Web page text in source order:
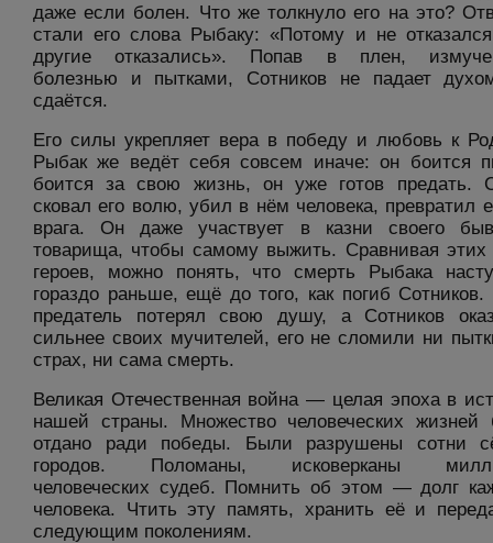
даже если болен. Что же толкнуло его на это?
стали его слова Рыбаку: «Потому и не
другие отказались». Попав в плен,
болезнью и пытками, Сотников не падает
сдаётся.
Его силы укрепляет вера в победу и любовь к
Рыбак же ведёт себя совсем иначе: он боится
боится за свою жизнь, он уже готов предать.
сковал его волю, убил в нём человека, превратил
врага. Он даже участвует в казни своего
товарища, чтобы самому выжить. Сравнивая этих
героев, можно понять, что смерть Рыбака
гораздо раньше, ещё до того, как погиб Сотников.
предатель потерял свою душу, а Сотников
сильнее своих мучителей, его не сломили ни
страх, ни сама смерть.
Великая Отечественная война — целая эпоха в
нашей страны. Множество человеческих жизней
отдано ради победы. Были разрушены сотни
городов. Поломаны, исковерканы
человеческих судеб. Помнить об этом — долг
человека. Чтить эту память, хранить её и
следующим поколениям.